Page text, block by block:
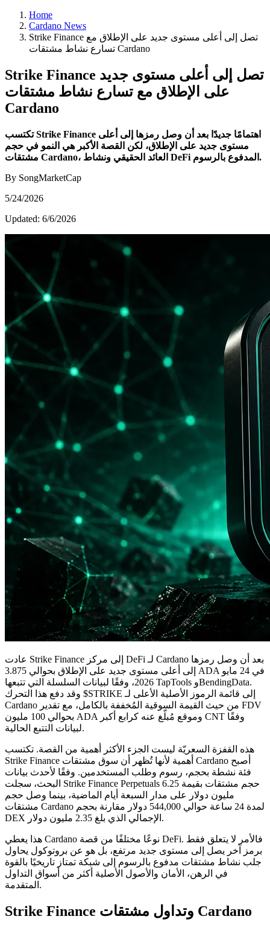
Home
Cardano News
Strike Finance تصل إلى أعلى مستوى جديد على الإطلاق مع
تسارع نشاط مشتقات Cardano
Strike Finance تصل إلى أعلى مستوى جديد
على الإطلاق مع تسارع نشاط مشتقات
Cardano
تكتسب Strike Finance اهتمامًا جديدًا بعد أن وصل رمزها إلى أعلى
مستوى جديد على الإطلاق، لكن القصة الأكبر هي النمو في حجم
مشتقات Cardano، العائد الحقيقي ونشاط DeFi المدفوع بالرسوم.
By SongMarketCap
5/24/2026
Updated: 6/6/2026
عادت Strike Finance إلى مركز DeFi لـ Cardano بعد أن وصل رمزها
إلى أعلى مستوى جديد على الإطلاق بحوالي 3.875 ADA في 24 مايو
2026، وفقًا لبيانات السلسلة التي تتبعها TapTools وBendingData.
وقد دفع هذا التحرك $STRIKE إلى قائمة الرموز الأصلية الأعلى لـ
Cardano من حيث القيمة السوقية المُخففة بالكامل، مع تقدير FDV
بحوالي 100 مليون ADA وموقع مُبلّغ عنه كرابع أكبر CNT وفقًا
لبيانات التتبع الحالية.
هذه القفزة السعريّة ليست الجزء الأكثر أهمية من القصة. تكتسب
Strike Finance أهمية لأنها تُظهر أن سوق مشتقات Cardano أصبح
فئة نشطة بحجم، رسوم وطلب المستخدمين. وفقًا لأحدث بيانات
البحث، سجلت Strike Finance Perpetuals حجم مشتقات بقيمة 6.25
مليون دولار على مدار السبعة أيام الماضية، بينما وصل حجم
مشتقات Cardano لمدة 24 ساعة حوالي 544,000 دولار مقارنة بحجم
DEX الإجمالي الذي بلغ 2.35 مليون دولار.
هذا يعطي Cardano نوعًا مختلفًا من قصة DeFi. فالأمر لا يتعلق فقط
برمز آخر يصل إلى مستوى جديد مرتفع، بل هو عن بروتوكول يحاول
جلب نشاط مشتقات مدفوع بالرسوم إلى شبكة تمتاز تاريخيًا بالقوة
في الرهن، الأمان والأصول الأصلية أكثر من أسواق التداول
المتقدمة.
Strike Finance وتداول مشتقات Cardano